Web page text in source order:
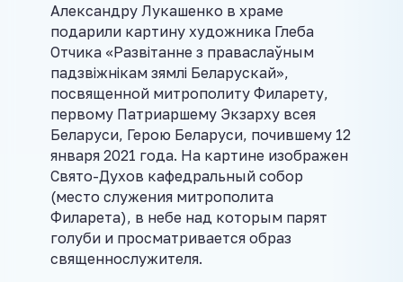
Александру Лукашенко в храме
подарили картину художника Глеба
Отчика «Развiтанне з праваслаўным
падзвiжнiкам зямлi Беларускай»,
посвященной митрополиту Филарету,
первому Патриаршему Экзарху всея
Беларуси, Герою Беларуси, почившему 12
января 2021 года. На картине изображен
Свято-Духов кафедральный собор
(место служения митрополита
Филарета), в небе над которым парят
голуби и просматривается образ
священнослужителя.